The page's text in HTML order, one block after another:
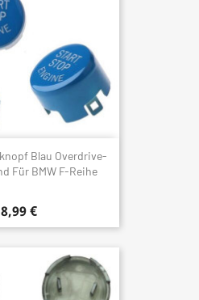
Blau Overdrive-
Für BMW F-Reihe
8,99 €